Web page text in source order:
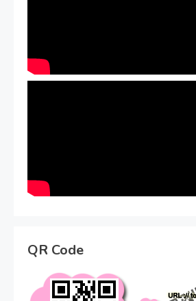
QR Code